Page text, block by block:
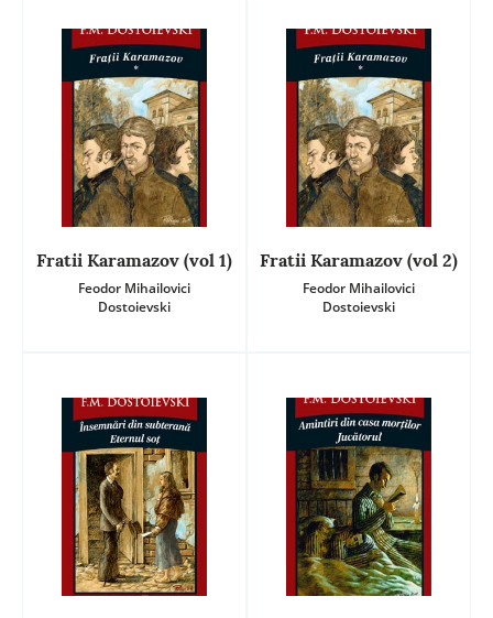
Fratii Karamazov (vol 1)
Feodor Mihailovici
Dostoievski
Fratii Karamazov (vol 2)
Feodor Mihailovici
Dostoievski